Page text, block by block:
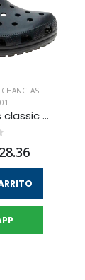
CHANCLAS
crocs - sandalias classic clog para hombre